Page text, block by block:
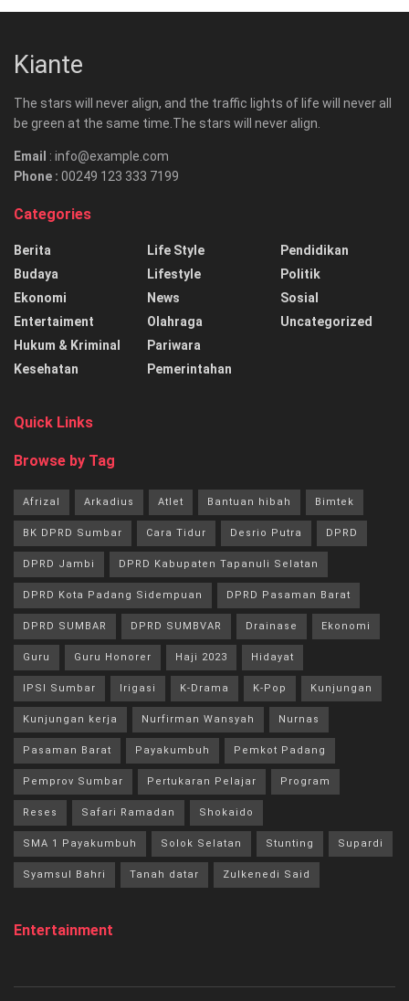
Kiante
The stars will never align, and the traffic lights of life will never all
be green at the same time.The stars will never align.
Email : info@example.com
Phone : 00249 123 333 7199
Categories
Berita
Budaya
Ekonomi
Entertaiment
Hukum & Kriminal
Kesehatan
Life Style
Lifestyle
News
Olahraga
Pariwara
Pemerintahan
Pendidikan
Politik
Sosial
Uncategorized
Quick Links
Browse by Tag
Afrizal Arkadius Atlet Bantuan hibah Bimtek
BK DPRD Sumbar Cara Tidur Desrio Putra DPRD
DPRD Jambi DPRD Kabupaten Tapanuli Selatan
DPRD Kota Padang Sidempuan DPRD Pasaman Barat
DPRD SUMBAR DPRD SUMBVAR Drainase Ekonomi
Guru Guru Honorer Haji 2023 Hidayat
IPSI Sumbar Irigasi K-Drama K-Pop Kunjungan
Kunjungan kerja Nurfirman Wansyah Nurnas
Pasaman Barat Payakumbuh Pemkot Padang
Pemprov Sumbar Pertukaran Pelajar Program
Reses Safari Ramadan Shokaido
SMA 1 Payakumbuh Solok Selatan Stunting Supardi
Syamsul Bahri Tanah datar Zulkenedi Said
Entertainment